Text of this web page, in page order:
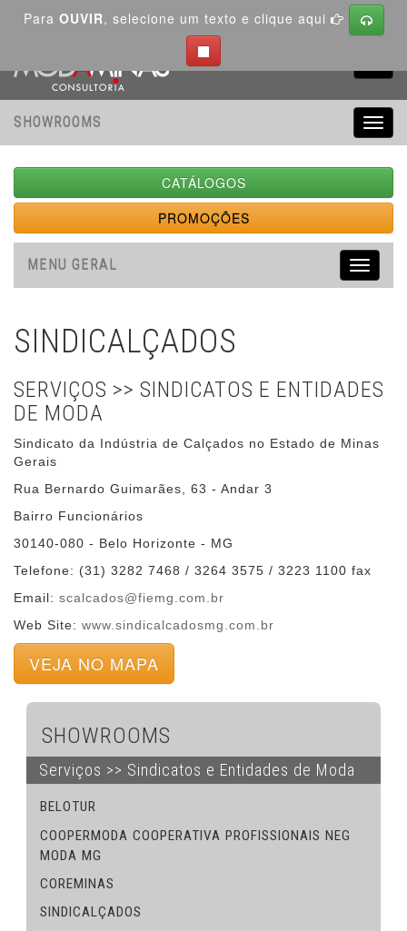
Para OUVIR, selecione um texto e clique aqui
SHOWROOMS
CATÁLOGOS
PROMOÇÕES
Toggle
MENU GERAL
SINDICALÇADOS
SERVIÇOS >> SINDICATOS E ENTIDADES
DE MODA
Sindicato da Indústria de Calçados no Estado de Minas
Gerais
Rua Bernardo Guimarães, 63 - Andar 3
Bairro Funcionários
30140-080 - Belo Horizonte - MG
Telefone: (31) 3282 7468 / 3264 3575 / 3223 1100 fax
Email: scalcados@fiemg.com.br
Web Site: www.sindicalcadosmg.com.br
VEJA NO MAPA
SHOWROOMS
Serviços >> Sindicatos e Entidades de Moda
BELOTUR
COOPERMODA COOPERATIVA PROFISSIONAIS NEG
MODA MG
COREMINAS
SINDICALÇADOS